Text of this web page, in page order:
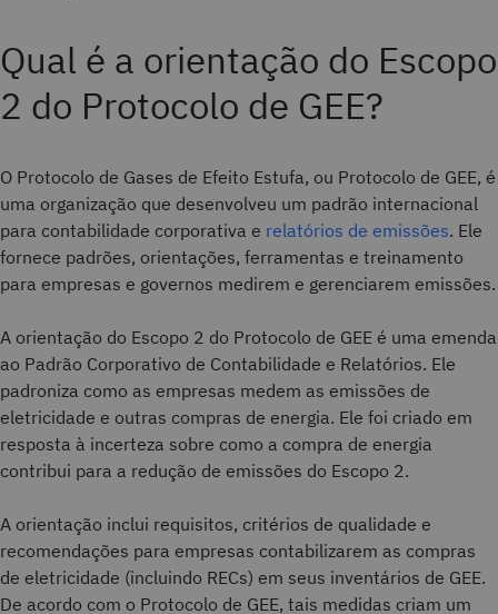
Qual é a orientação do Escopo
2 do Protocolo de GEE?
O Protocolo de Gases de Efeito Estufa, ou Protocolo de GEE, é
uma organização que desenvolveu um padrão internacional
para contabilidade corporativa e relatórios de emissões. Ele
fornece padrões, orientações, ferramentas e treinamento
para empresas e governos medirem e gerenciarem emissões.
A orientação do Escopo 2 do Protocolo de GEE é uma emenda
ao Padrão Corporativo de Contabilidade e Relatórios. Ele
padroniza como as empresas medem as emissões de
eletricidade e outras compras de energia. Ele foi criado em
resposta à incerteza sobre como a compra de energia
contribui para a redução de emissões do Escopo 2.
A orientação inclui requisitos, critérios de qualidade e
recomendações para empresas contabilizarem as compras
de eletricidade (incluindo RECs) em seus inventários de GEE.
De acordo com o Protocolo de GEE, tais medidas criam um